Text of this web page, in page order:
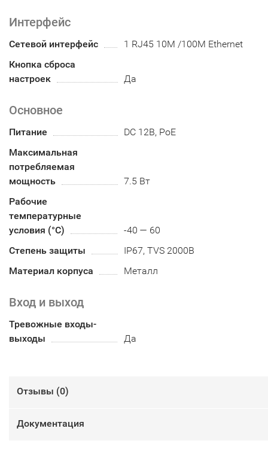
Интерфейс
Сетевой интерфейс
1 RJ45 10M /100M Ethernet
Кнопка сброса
настроек
Да
Основное
Питание
DC 12В, PoE
Максимальная
потребляемая
мощность
7.5 Вт
Рабочие
температурные
условия (°С)
-40 — 60
Степень защиты
IP67, TVS 2000В
Материал корпуса
Металл
Вход и выход
Тревожные входы-
выходы
Да
Отзывы (0)
Документация